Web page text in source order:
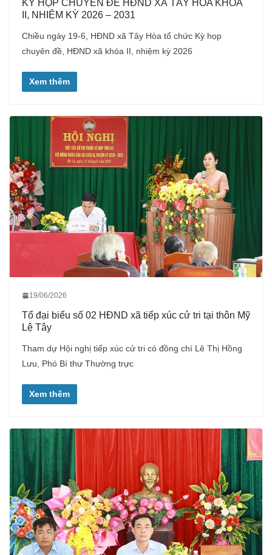
KỲ HỌP CHUYÊN ĐỀ HĐND XÃ TÂY HÒA KHÓA
II, NHIỆM KỲ 2026 – 2031
Chiều ngày 19-6, HĐND xã Tây Hòa tổ chức Kỳ họp
chuyên đề, HĐND xã khóa II, nhiệm kỳ 2026
Xem thêm
19/06/2026
Tổ đại biểu số 02 HĐND xã tiếp xúc cử tri tại thôn Mỹ
Lệ Tây
Tham dự Hội nghị tiếp xúc cử tri có đồng chí Lê Thị Hồng
Lưu, Phó Bí thư Thường trực
Xem thêm